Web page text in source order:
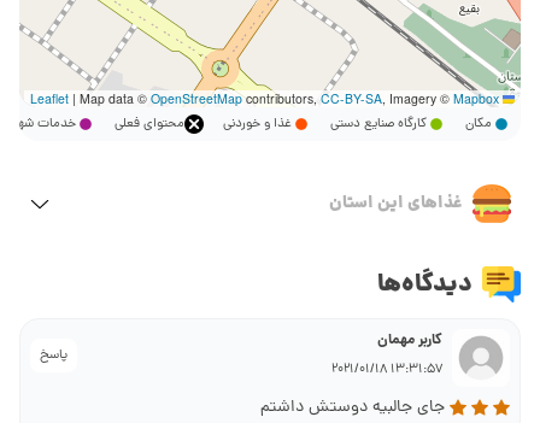
Leaflet
| Map data © OpenStreetMapcontributors, CC-BY-SA, Imagery © Mapbox
مکان کارگاه صنایع دستی غذا و خوردنی محتوای فعلی خدمات
غذاهای این استان
دیدگاه‌ها
پاسخ
کاربر مهمان
13:31:57 2021/01/18
جای جالبیه دوستش داشتم